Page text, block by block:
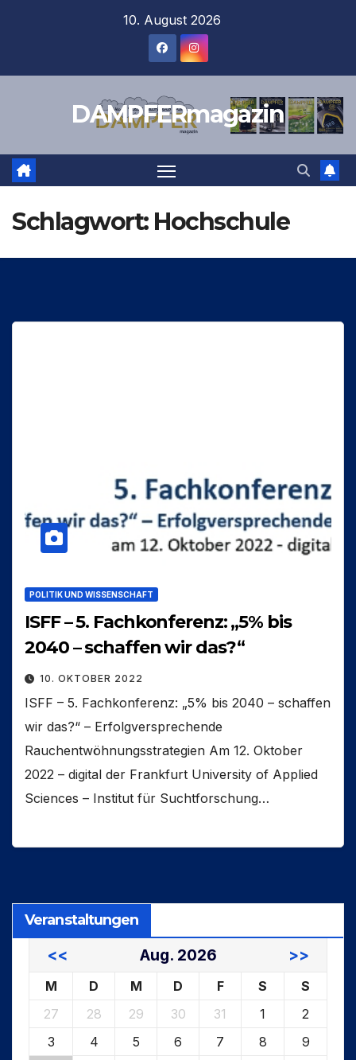
10. August 2026
DAMPFERmagazin
Schlagwort: Hochschule
POLITIK UND WISSENSCHAFT
ISFF – 5. Fachkonferenz: „5% bis
2040 – schaffen wir das?“
10. OKTOBER 2022
ISFF – 5. Fachkonferenz: „5% bis 2040 – schaffen
wir das?“ – Erfolgversprechende
Rauchentwöhnungsstrategien Am 12. Oktober
2022 – digital der Frankfurt University of Applied
Sciences – Institut für Suchtforschung…
Veranstaltungen
<< Aug. 2026 >>
M D M D F S
S
27
28 29 30 31 1
2
3
4 5 6 7 8
9